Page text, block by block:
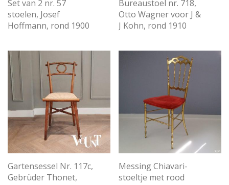
Set van 2 nr. 57
stoelen, Josef
Hoffmann, rond 1900
Bureaustoel nr. 718,
Otto Wagner voor J &
J Kohn, rond 1910
Gartensessel Nr. 117c,
Gebrüder Thonet,
Messing Chiavari-
stoeltje met rood